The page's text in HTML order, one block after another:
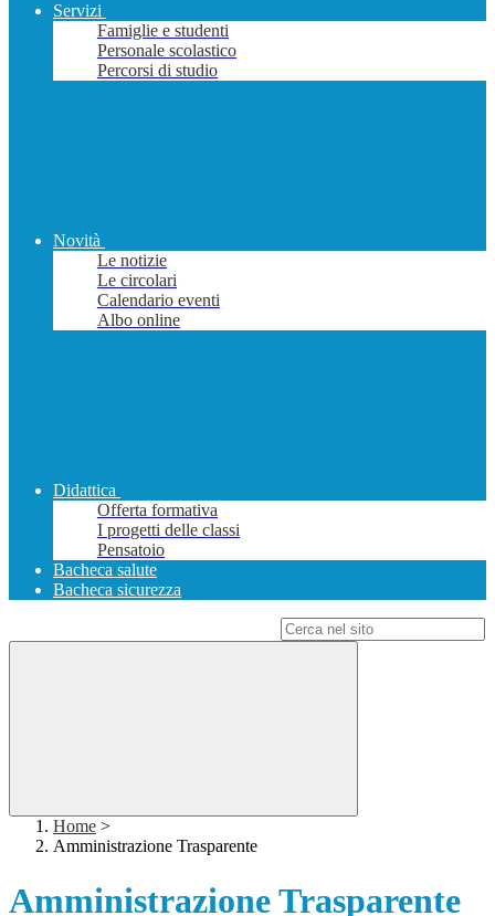
Servizi
Famiglie e studenti
Personale scolastico
Percorsi di studio
Novità
Le notizie
Le circolari
Calendario eventi
Albo online
Didattica
Offerta formativa
I progetti delle classi
Pensatoio
Bacheca salute
Bacheca sicurezza
Home >
Amministrazione Trasparente
Amministrazione Trasparente